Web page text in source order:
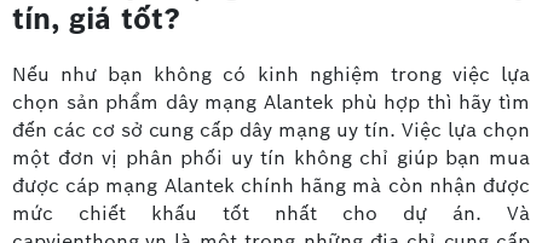
tín, giá tốt?
Nếu như bạn không có kinh nghiệm trong việc lựa
chọn sản phẩm dây mạng Alantek phù hợp thì hãy tìm
đến các cơ sở cung cấp dây mạng uy tín. Việc lựa chọn
một đơn vị phân phối uy tín không chỉ giúp bạn mua
được cáp mạng Alantek chính hãng mà còn nhận được
mức chiết khấu tốt nhất cho dự án. Và